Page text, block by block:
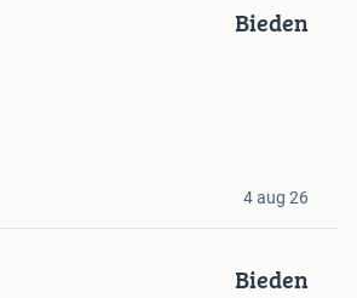
Bieden
4 aug 26
Bieden